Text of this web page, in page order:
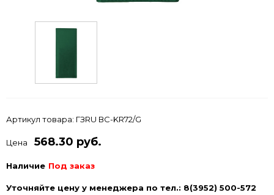
Артикул товара: ГЗRU ВС-KR72/G
Цена 568.30 руб.
Наличие Под заказ
Уточняйте цену у менеджера по тел.: 8(3952) 500-572